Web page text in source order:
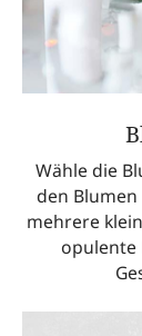
Wähle die
den
mehrere
opulente